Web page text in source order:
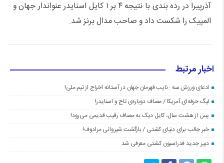
آذرپیرا در رده بندی با نتیجه ۴ بر ۱ کایل اسنایدر عنواندار جهان و
المپیک را شکست داد و صاحب مدال برنز شد.
اخبار مرتبط
ادعای ورزش سه : نایب قهرمان جهان در آستانه اخراج از تیم ملی!
لیگ حرفه‌ای آمریکا / مصاف دوباره‌ی تاج و اسنایدر!
پس از هشت سال، کایل دیک به مصاف رقیب قدیمی می‌رود!
خبر جالب برای دنیای کشتی / بازگشت شیروانی مرادوف!
دبیر جدید فدراسیون کشتی معرفی شد